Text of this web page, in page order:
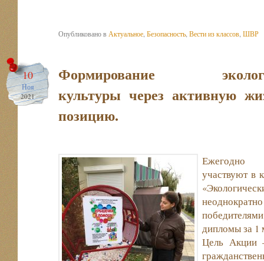
Опубликовано в Актуальное Безопасность Вести из классов ШВР
10
Ноя
2021
Формирование
культуры через активную
позицию.
Ежегодно
участвуют в
дипломы за 1
Цель Акции